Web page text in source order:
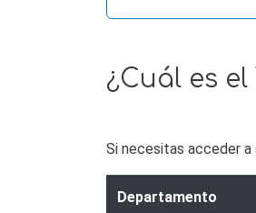
¿Cuál es
Si necesitas acceder
Departamento